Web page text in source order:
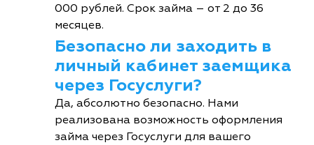
000 рублей. Срок займа – от 2 до 36
месяцев.
Безопасно ли заходить в
личный кабинет заемщика
через Госуслуги?
Да, абсолютно безопасно. Нами
реализована возможность оформления
займа через Госуслуги для вашего